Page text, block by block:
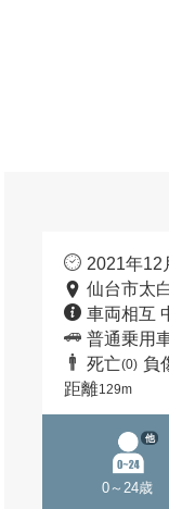
2021年12
仙台市太
車両相互
普通乗用
死亡(0) 負
距離129m
0～24歳
他